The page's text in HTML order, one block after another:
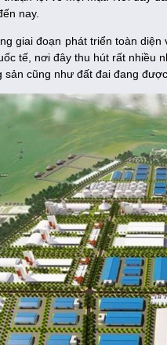
nay.
giai đoạn phát triển toàn
tế, nơi đây thu hút rất nhiều
sản cũng như đất đai đang